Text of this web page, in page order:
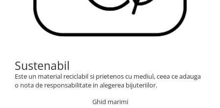
Sustenabil
Este un material reciclabil si prietenos cu mediul, ceea ce adauga
o nota de responsabilitate in alegerea bijuteriilor.
Ghid marimi